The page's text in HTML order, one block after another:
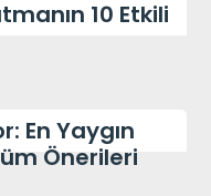
10 Etkili
En Yaygın
Önerileri